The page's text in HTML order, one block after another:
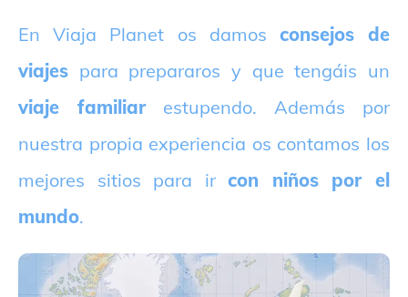
En Viaja Planet os damos consejos de
viajes para prepararos y que tengáis un
viaje familiarestupendo. Además por
nuestra propia experiencia os contamos los
mejores sitios para ircon niños por el
mundo.